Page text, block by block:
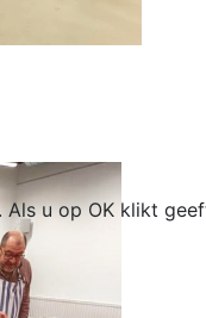
u op OK klikt